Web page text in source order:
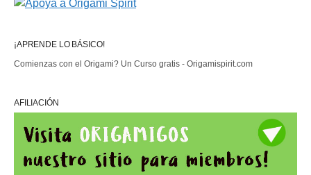
¡APRENDE LO BÁSICO!
Comienzas con el Origami? Un Curso gratis - Origamispirit.com
AFILIACIÓN